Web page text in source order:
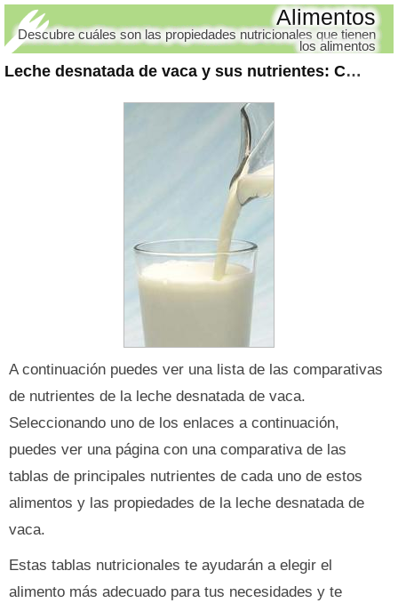
Leche desnatada de vaca y sus nutrientes: Comparativas
Alimentos
Descubre cuáles son las propiedades nutricionales que tienen
los alimentos
A continuación puedes ver una lista de las comparativas
de nutrientes de la leche desnatada de vaca.
Seleccionando uno de los enlaces a continuación,
puedes ver una página con una comparativa de las
tablas de principales nutrientes de cada uno de estos
alimentos y las propiedades de la leche desnatada de
vaca.
Estas tablas nutricionales te ayudarán a elegir el
alimento más adecuado para tus necesidades y te